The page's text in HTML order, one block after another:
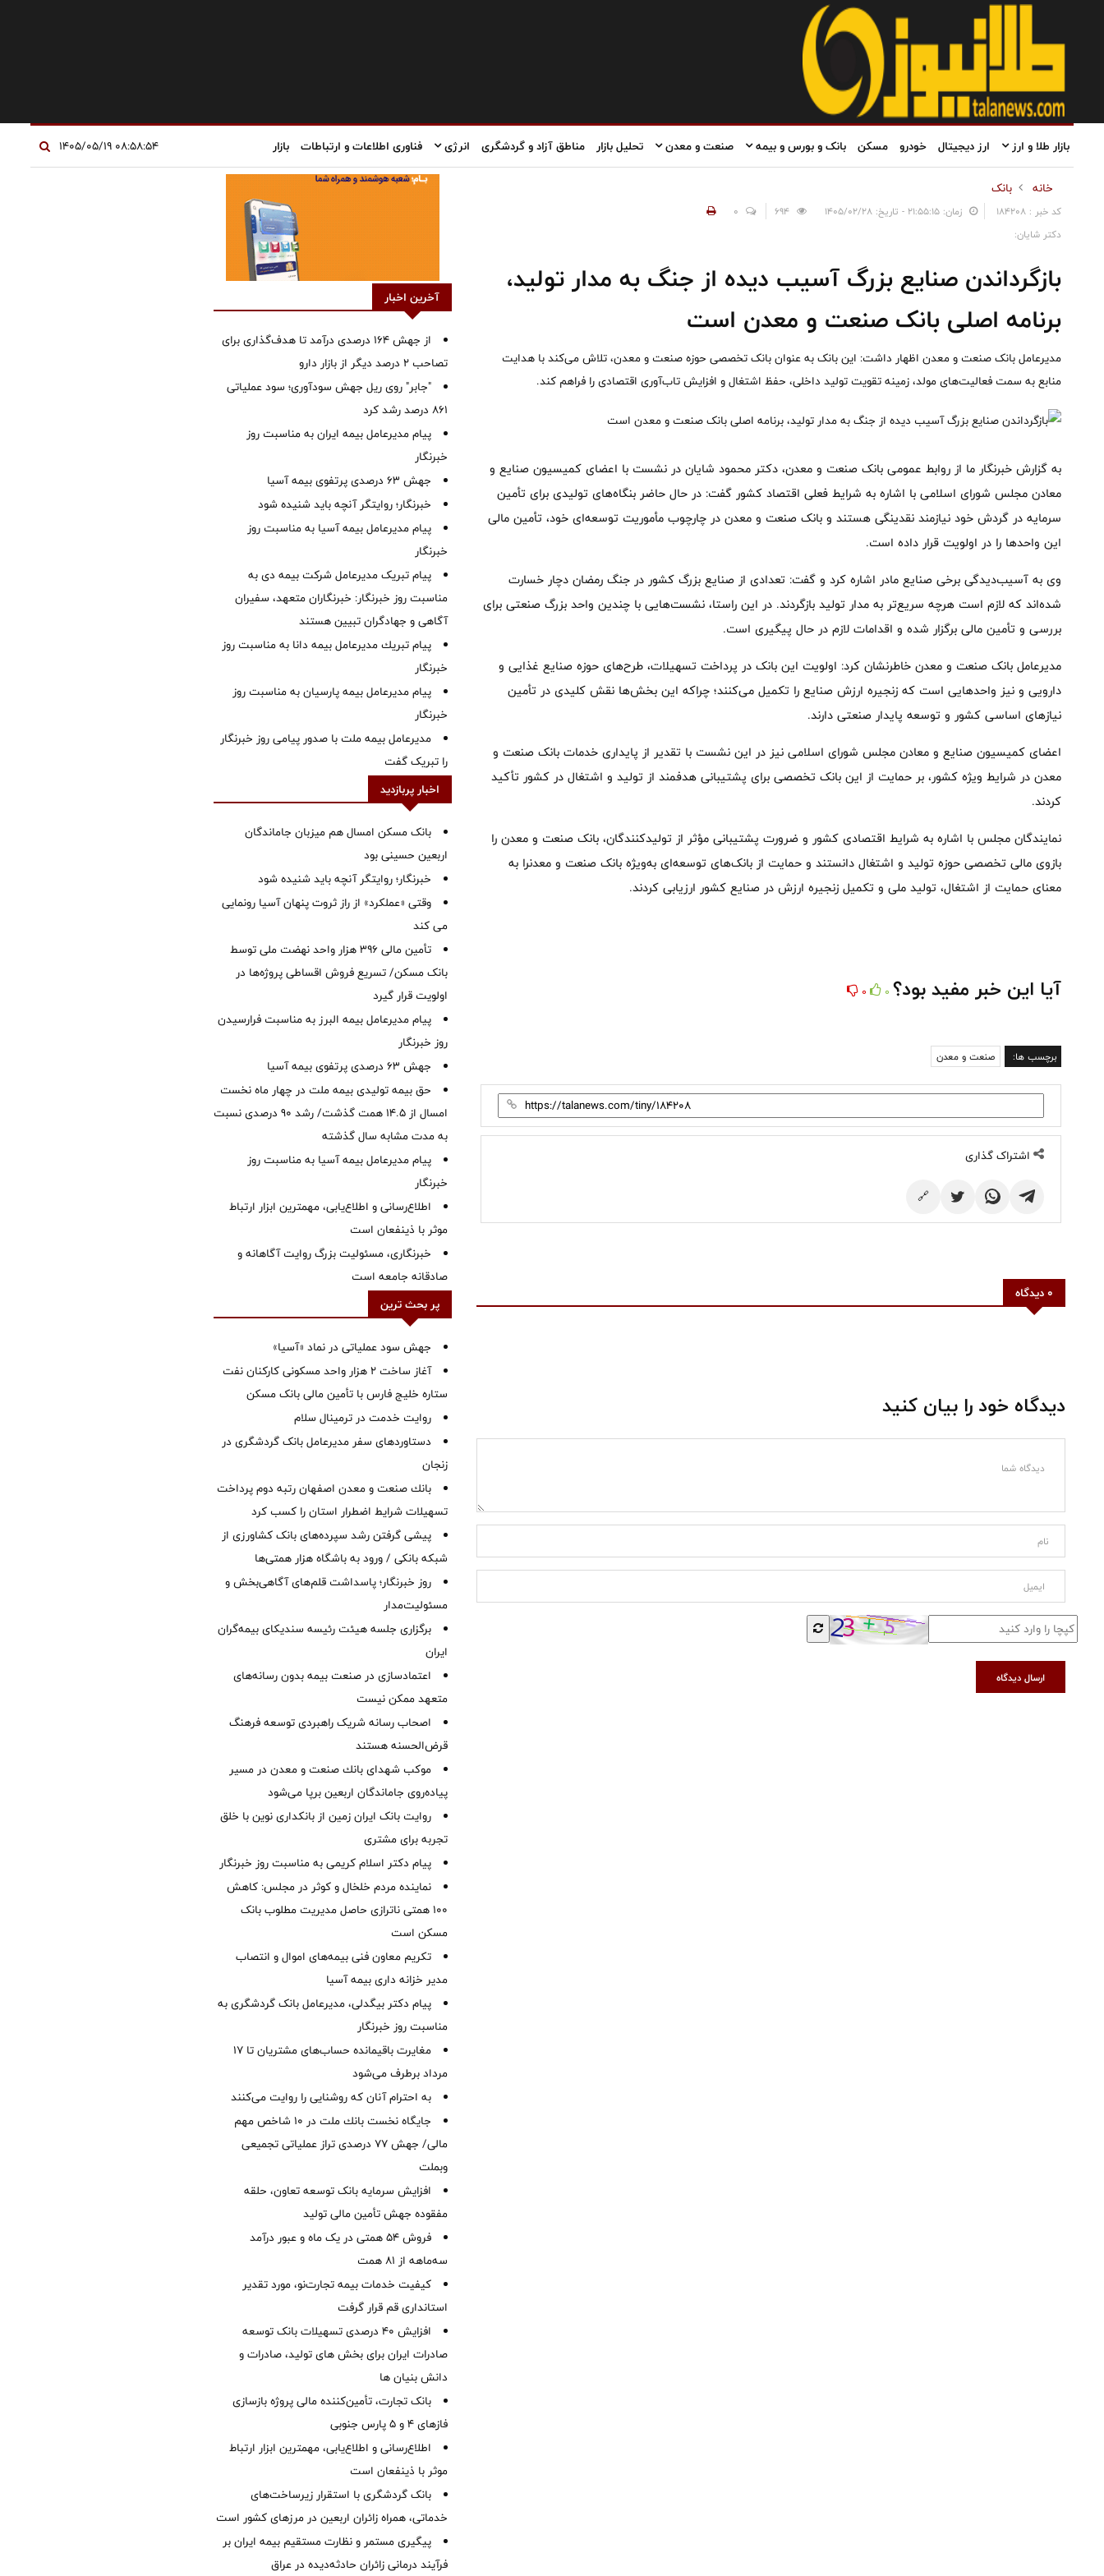
بازار طلا و ارز ارز دیجیتال خودرو مسکن بانک و بورس و بیمه صنعت و معدن تحلیل بازار مناطق آزاد و گردشگری انرژی فناوری اطلاعات و ارتباطات بازار
خانه بانک
کد خبر : 184208 زمان: ۲۱:۵۵:۱۵ - تاریخ: ۱۴۰۵/۰۲/۲۸
0
دکتر شایان:
بازگرداندن صنایع بزرگ آسیب دیده از جنگ به مدار تولید،
برنامه اصلی بانک صنعت و معدن است
مدیرعامل بانک صنعت و معدن اظهار داشت: این بانک به عنوان بانک تخصصی حوزه صنعت و معدن، تلاش می‌کند با هدایت
منابع به سمت فعالیت‌های مولد، زمینه تقویت تولید داخلی، حفظ اشتغال و افزایش تاب‌آوری اقتصادی را فراهم کند.
به گزارش خبرنگار ما از روابط عمومی بانک صنعت و معدن، دکتر محمود شایان در نشست با اعضای کمیسیون صنایع و
معادن مجلس شورای اسلامی با اشاره به شرایط فعلی اقتصاد کشور گفت: در حال حاضر بنگاه‌های تولیدی برای تأمین
سرمایه در گردش خود نیازمند نقدینگی هستند و بانک صنعت و معدن در چارچوب مأموریت توسعه‌ای خود، تأمین مالی
این واحدها را در اولویت قرار داده است.
وی به آسیب‌دیدگی برخی صنایع مادر اشاره کرد و گفت: تعدادی از صنایع بزرگ کشور در جنگ رمضان دچار خسارت
شده‌اند که لازم است هرچه سریع‌تر به مدار تولید بازگردند. در این راستا، نشست‌هایی با چندین واحد بزرگ صنعتی برای
بررسی و تأمین مالی برگزار شده و اقدامات لازم در حال پیگیری است.
مدیرعامل بانک صنعت و معدن خاطرنشان کرد: اولویت این بانک در پرداخت تسهیلات، طرح‌های حوزه صنایع غذایی و
دارویی و نیز واحدهایی است که زنجیره ارزش صنایع را تکمیل می‌کنند؛ چراکه این بخش‌ها نقش کلیدی در تأمین
نیازهای اساسی کشور و توسعه پایدار صنعتی دارند.
اعضای کمیسیون صنایع و معادن مجلس شورای اسلامی نیز در این نشست با تقدیر از پایداری خدمات بانک صنعت و
معدن در شرایط ویژه کشور، بر حمایت از این بانک تخصصی برای پشتیبانی هدفمند از تولید و اشتغال در کشور تأکید
کردند.
نمایندگان مجلس با اشاره به شرایط اقتصادی کشور و ضرورت پشتیبانی مؤثر از تولیدکنندگان، بانک صنعت و معدن را
بازوی مالی تخصصی حوزه تولید و اشتغال دانستند و حمایت از بانک‌های توسعه‌ای به‌ویژه بانک صنعت و معدنرا به
معنای حمایت از اشتغال، تولید ملی و تکمیل زنجیره ارزش در صنایع کشور ارزیابی کردند.
آیا این خبر مفید بود؟ 0
0
برچسب ها: صنعت و معدن
اشتراک گذاری
🔗
0 دیدگاه
دیدگاه خود را بیان کنید
ارسال دیدگاه
آخرین اخبار
از جهش ۱۶۴ درصدی درآمد تا هدف‌گذاری برای
تصاحب ۲ درصد دیگر از بازار دارو
"جابر" روی ریل جهش سودآوری؛ سود عملیاتی
۸۶۱ درصد رشد کرد
پیام مدیرعامل بیمه ایران به مناسبت روز
خبرنگار
جهش ۶۳ درصدی پرتفوی بیمه آسیا
خبرنگار؛ روایتگر آنچه باید شنیده شود
پیام مدیرعامل بیمه آسیا به مناسبت روز
خبرنگار
پیام تبریک مدیرعامل شرکت بیمه دی به
مناسبت روز خبرنگار: خبرنگاران متعهد، سفیران
آگاهی و جهادگران تبیین هستند
پیام ‌تبریك‌ مدیرعامل بیمه دانا به مناسبت روز
خبرنگار
پیام مدیرعامل بیمه پارسیان به مناسبت روز
خبرنگار
مدیرعامل بیمه ملت با صدور پیامی روز خبرنگار
را تبریک گفت
اخبار پربازدید
بانک مسکن امسال هم میزبان جاماندگان
اربعین حسینی بود
خبرنگار؛ روایتگر آنچه باید شنیده شود
وقتی «عملکرد» از راز ثروت پنهان آسیا رونمایی
می کند
تأمین مالی ۳۹۶ هزار واحد نهضت ملی توسط
بانک مسکن/ تسریع فروش اقساطی پروژه‌ها در
اولویت قرار گیرد
پیام مدیرعامل بیمه البرز به مناسبت فرارسیدن
روز خبرنگار
جهش ۶۳ درصدی پرتفوی بیمه آسیا
حق بیمه تولیدی بیمه ملت در چهار ماه نخست
امسال از 14.5 همت گذشت/ رشد 90 درصدی نسبت
به مدت مشابه سال گذشته
پیام مدیرعامل بیمه آسیا به مناسبت روز
خبرنگار
اطلاع‌رسانی و اطلاع‌یابی، مهمترین ابزار ارتباط
موثر با ذینفعان است
خبرنگاری، مسئولیت بزرگ روایت آگاهانه و
صادقانه جامعه است
پر بحث ترین
جهش سود عملیاتی در نماد «آسیا»
آغاز ساخت ۲ هزار واحد مسکونی کارکنان نفت
ستاره خلیج فارس با تأمین مالی بانک مسکن
روایت خدمت در ترمینال سلام
دستاوردهای سفر مدیرعامل بانک گردشگری در
زنجان
بانك صنعت و معدن اصفهان رتبه دوم پرداخت
تسهیلات شرایط اضطرار استان را كسب كرد
پیشی گرفتن رشد سپرده‌های بانک کشاورزی از
شبکه بانکی / ورود به باشگاه هزار همتی‌ها
روز خبرنگار؛ پاسداشت قلم‌های آگاهی‌بخش و
مسئولیت‌مدار
برگزاری جلسه هیئت رئیسه سندیکای بیمه‌گران
ایران
اعتمادسازی در صنعت بیمه بدون رسانه‌های
متعهد ممکن نیست
اصحاب رسانه شریک راهبردی توسعه فرهنگ
قرض‌الحسنه هستند
موكب شهدای بانك صنعت و معدن در مسیر
پیاده‌روی جاماندگان اربعین برپا می‌شود
روایت بانک ایران زمین از بانکداری نوین با خلق
تجربه برای مشتری
پیام دکتر اسلام کریمی به مناسبت روز خبرنگار
نماینده مردم خلخال و کوثر در مجلس: کاهش
۱۰۰ همتی ناترازی حاصل مدیریت مطلوب بانک
مسکن است
تکریم معاون فنی بیمه‌های اموال و انتصاب
مدیر خزانه داری بیمه آسیا
پیام دکتر بیگدلی، مدیرعامل بانک گردشگری به
مناسبت روز خبرنگار
مغایرت‌ باقیمانده حساب‌های مشتریان تا ۱۷
مرداد برطرف می‌شود
به احترام آنان که روشنایی را روایت می‌کنند
جایگاه نخست بانك ملت در 10 شاخص مهم
مالی/ جهش 77 درصدی تراز عملیاتی تجمیعی
وبملت
افزایش سرمایه بانک توسعه تعاون، حلقه
مفقوده جهش تأمین مالی تولید
فروش 54 همتی در یک ماه و عبور درآمد
سه‌ماهه از 81 همت
کیفیت خدمات بیمه تجارت‌نو، مورد تقدیر
استانداری قم قرار گرفت
افزایش 40 درصدی تسهیلات بانک توسعه
صادرات ایران برای بخش های تولید، صادرات و
دانش بنیان ها
بانک تجارت، تأمین‌کننده مالی پروژه بازسازی
فازهای ۴ و ۵ پارس جنوبی
اطلاع‌رسانی و اطلاع‌یابی، مهمترین ابزار ارتباط
موثر با ذینفعان است
بانک گردشگری با استقرار زیرساخت‌های
خدماتی، همراه زائران اربعین در مرزهای کشور است
پیگیری مستمر و نظارت مستقیم بیمه ایران بر
فرآیند درمانی زائران حادثه‌دیده در عراق